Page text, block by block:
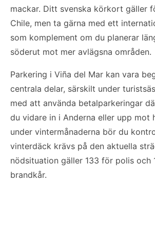
mackar. Ditt svenska körkort gäller
Chile, men ta gärna med ett
som komplement om du planerar
söderut mot mer avlägsna områden.
Parkering i Viña del Mar kan vara
centrala delar, särskilt under
med att använda betalparkeringar
du vidare in i Anderna eller upp mot
under vintermånaderna bör du
vinterdäck krävs på den aktuella
nödsituation gäller 133 för polis och
brandkår.